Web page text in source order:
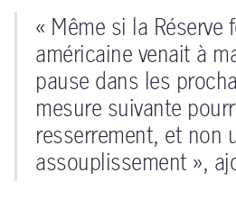
« Même si la Réserve
américaine venait à
pause dans les
mesure suivante
resserrement, et non
assouplissement »,